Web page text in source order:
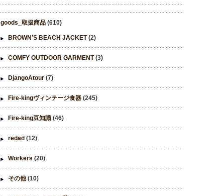
goods_取扱商品 (610)
BROWN’S BEACH JACKET(2)
COMFY OUTDOOR GARMENT(3)
DjangoAtour (7)
Fire-kingヴィンテージ食器 (245)
Fire-king豆知識 (46)
redad (12)
Workers (20)
その他(10)